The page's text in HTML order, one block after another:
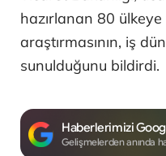
hazırlanan 80
araştırmasının, iş
sunulduğunu bildirdi.
Haberlerimizi
Gelişmelerden anında